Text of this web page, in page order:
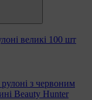
великі 100 шт